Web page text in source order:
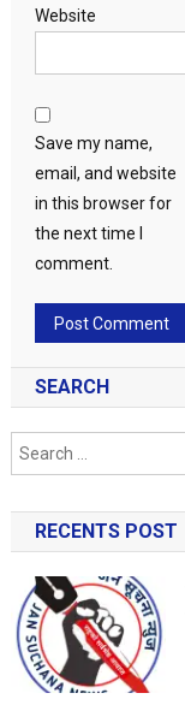
Website
Save my name,
email, and website
in this browser for
the next time I
comment.
SEARCH
RECENTS POST